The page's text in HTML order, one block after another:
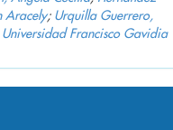
Aracely; Urquilla Guerrero,
Universidad Francisco Gavidia